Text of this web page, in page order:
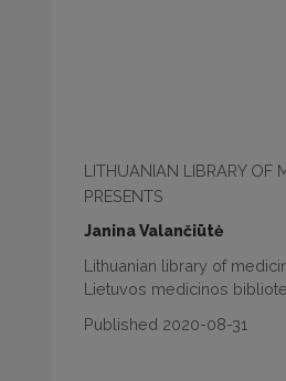
LITHUANIAN LIBRARY OF
PRESENTS
Janina Valančiūtė
Lithuanian library of
Lietuvos medicinos
Published 2020-08-31